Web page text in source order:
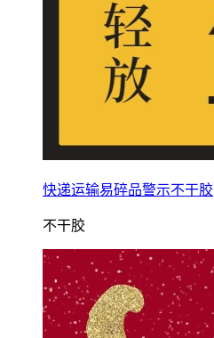
快递运输易碎品警示不干胶
不干胶